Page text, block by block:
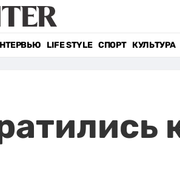
LIFE STYLE СПОРТ КУЛЬТУРА